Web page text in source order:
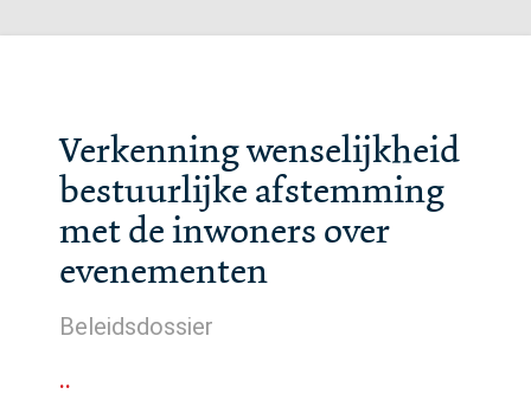
Verkenning wenselijkheid
bestuurlijke afstemming
met de inwoners over
evenementen
Beleidsdossier
..